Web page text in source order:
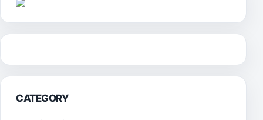
CATEGORY